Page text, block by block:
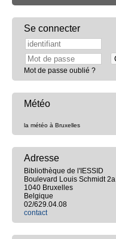
Se connecter
Mot de passe oublié ?
Météo
la météo à Bruxelles
Adresse
Bibliothèque de l'IESSID
Boulevard Louis Schmidt 2a
1040 Bruxelles
Belgique
02/629.04.08
contact